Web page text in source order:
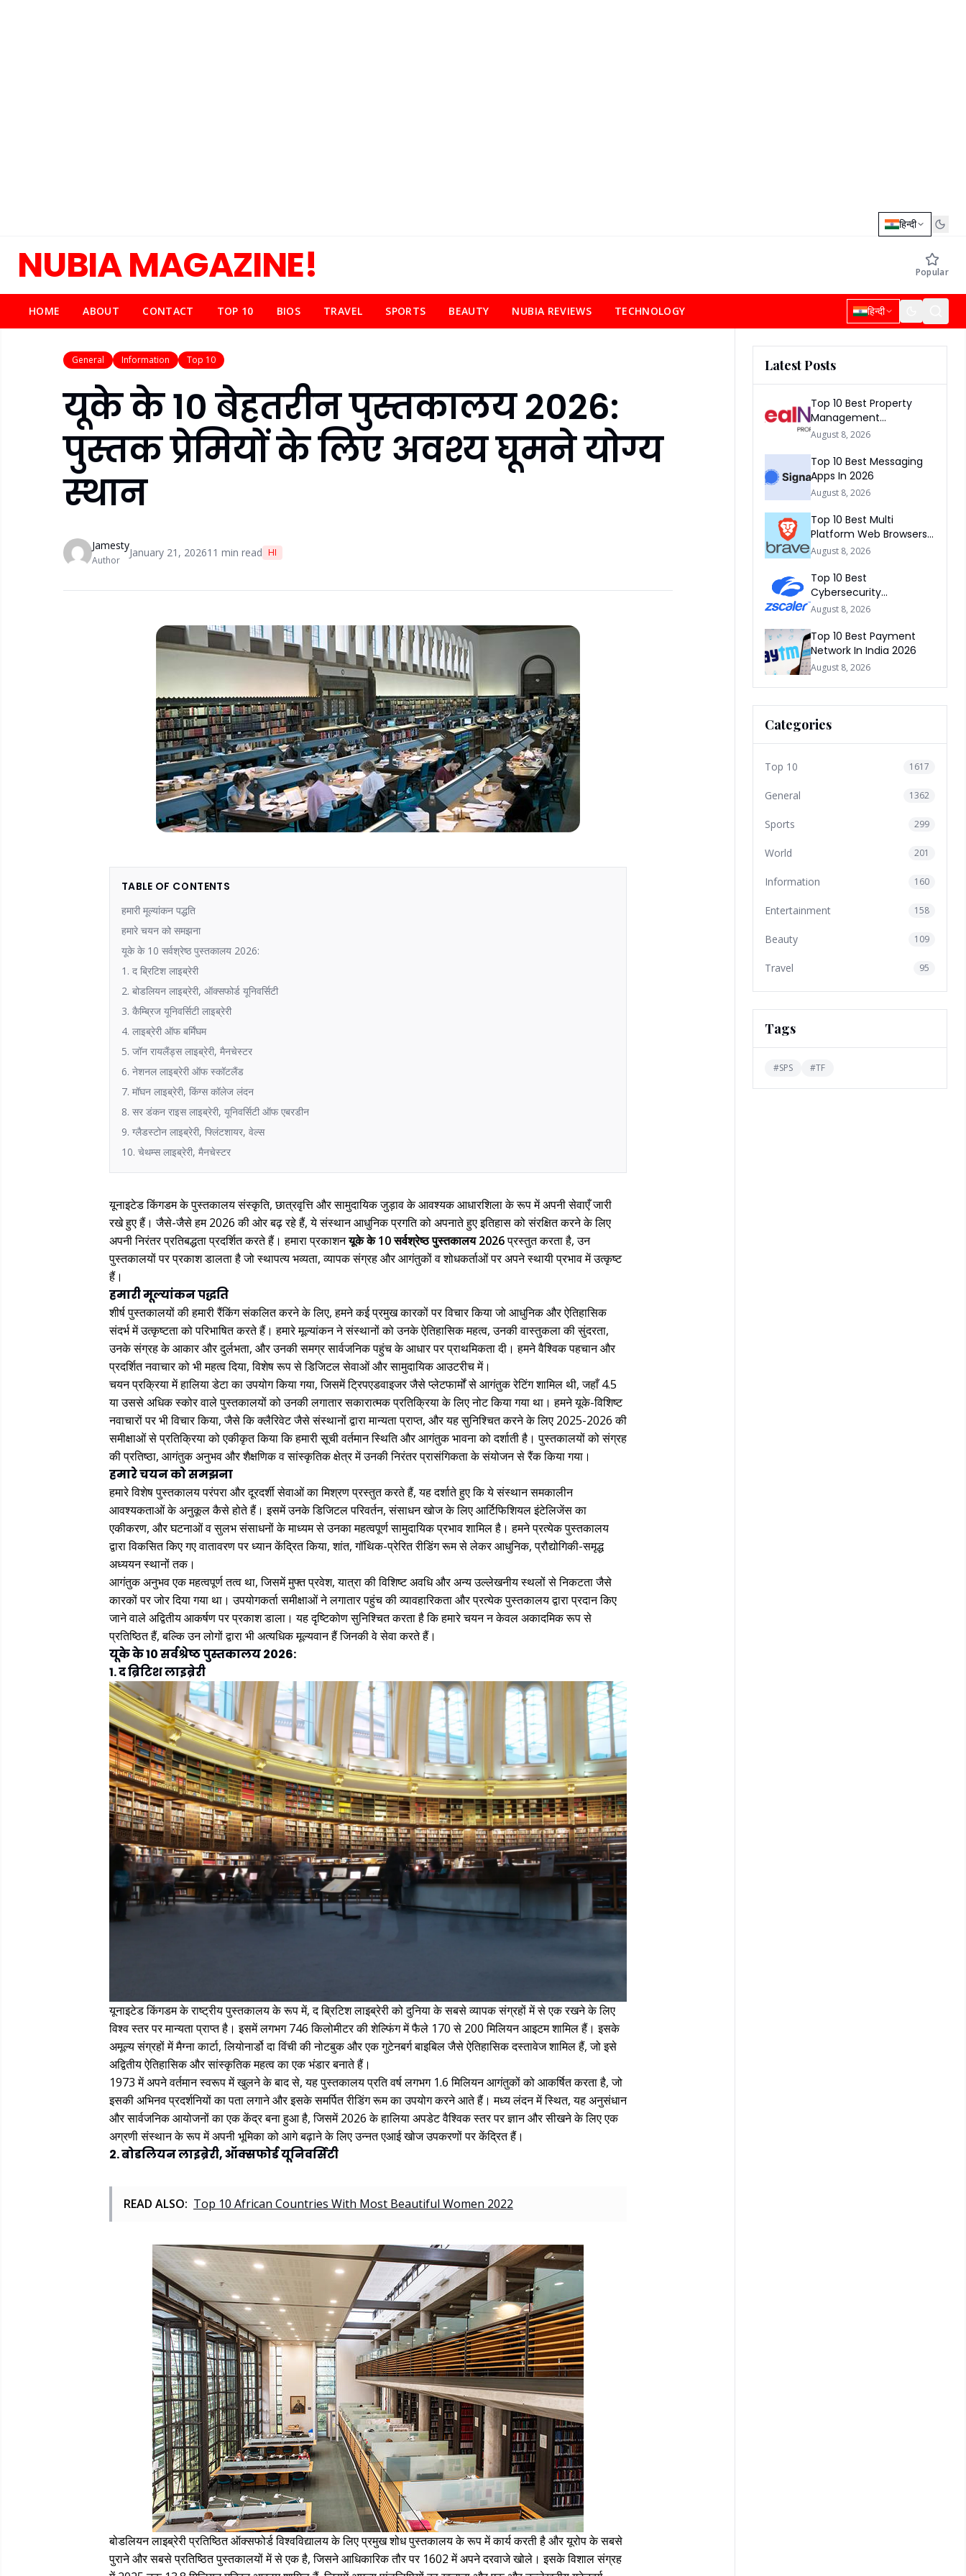
हिन्दी
NUBIA MAGAZINE! Popular
HOME ABOUT CONTACT TOP 10 BIOS TRAVEL SPORTS BEAUTY NUBIA REVIEWS TECHNOLOGY हिन्दी
General Information Top 10
यूके के 10 बेहतरीन पुस्तकालय 2026:
पुस्तक प्रेमियों के लिए अवश्य घूमने योग्य
स्थान
Jamesty
Author
January 21, 202611 min read HI
TABLE OF CONTENTS
हमारी मूल्यांकन पद्धति
हमारे चयन को समझना
यूके के 10 सर्वश्रेष्ठ पुस्तकालय 2026:
1. द ब्रिटिश लाइब्रेरी
2. बोडलियन लाइब्रेरी, ऑक्सफोर्ड यूनिवर्सिटी
3. कैम्ब्रिज यूनिवर्सिटी लाइब्रेरी
4. लाइब्रेरी ऑफ बर्मिंघम
5. जॉन रायलैंड्स लाइब्रेरी, मैनचेस्टर
6. नेशनल लाइब्रेरी ऑफ स्कॉटलैंड
7. मॉघन लाइब्रेरी, किंग्स कॉलेज लंदन
8. सर डंकन राइस लाइब्रेरी, यूनिवर्सिटी ऑफ एबरडीन
9. ग्लैडस्टोन लाइब्रेरी, फ्लिंटशायर, वेल्स
10. चेथम्स लाइब्रेरी, मैनचेस्टर
यूनाइटेड किंगडम के पुस्तकालय संस्कृति, छात्रवृत्ति और सामुदायिक जुड़ाव के आवश्यक आधारशिला के रूप में अपनी सेवाएँ जारी
रखे हुए हैं। जैसे-जैसे हम 2026 की ओर बढ़ रहे हैं, ये संस्थान आधुनिक प्रगति को अपनाते हुए इतिहास को संरक्षित करने के लिए
अपनी निरंतर प्रतिबद्धता प्रदर्शित करते हैं। हमारा प्रकाशनयूके के 10 सर्वश्रेष्ठ पुस्तकालय 2026प्रस्तुत करता है, उन
पुस्तकालयों पर प्रकाश डालता है जो स्थापत्य भव्यता, व्यापक संग्रह और आगंतुकों व शोधकर्ताओं पर अपने स्थायी प्रभाव में उत्कृष्ट
हैं।
हमारी मूल्यांकन पद्धति
शीर्ष पुस्तकालयों की हमारी रैंकिंग संकलित करने के लिए, हमने कई प्रमुख कारकों पर विचार किया जो आधुनिक और ऐतिहासिक
संदर्भ में उत्कृष्टता को परिभाषित करते हैं। हमारे मूल्यांकन ने संस्थानों को उनके ऐतिहासिक महत्व, उनकी वास्तुकला की सुंदरता,
उनके संग्रह के आकार और दुर्लभता, और उनकी समग्र सार्वजनिक पहुंच के आधार पर प्राथमिकता दी। हमने वैश्विक पहचान और
प्रदर्शित नवाचार को भी महत्व दिया, विशेष रूप से डिजिटल सेवाओं और सामुदायिक आउटरीच में।
चयन प्रक्रिया में हालिया डेटा का उपयोग किया गया, जिसमें ट्रिपएडवाइजर जैसे प्लेटफार्मों से आगंतुक रेटिंग शामिल थी, जहाँ 4.5
या उससे अधिक स्कोर वाले पुस्तकालयों को उनकी लगातार सकारात्मक प्रतिक्रिया के लिए नोट किया गया था। हमने यूके-विशिष्ट
नवाचारों पर भी विचार किया, जैसे कि क्लैरिवेट जैसे संस्थानों द्वारा मान्यता प्राप्त, और यह सुनिश्चित करने के लिए 2025-2026 की
समीक्षाओं से प्रतिक्रिया को एकीकृत किया कि हमारी सूची वर्तमान स्थिति और आगंतुक भावना को दर्शाती है। पुस्तकालयों को संग्रह
की प्रतिष्ठा, आगंतुक अनुभव और शैक्षणिक व सांस्कृतिक क्षेत्र में उनकी निरंतर प्रासंगिकता के संयोजन से रैंक किया गया।
हमारे चयन को समझना
हमारे विशेष पुस्तकालय परंपरा और दूरदर्शी सेवाओं का मिश्रण प्रस्तुत करते हैं, यह दर्शाते हुए कि ये संस्थान समकालीन
आवश्यकताओं के अनुकूल कैसे होते हैं। इसमें उनके डिजिटल परिवर्तन, संसाधन खोज के लिए आर्टिफिशियल इंटेलिजेंस का
एकीकरण, और घटनाओं व सुलभ संसाधनों के माध्यम से उनका महत्वपूर्ण सामुदायिक प्रभाव शामिल है। हमने प्रत्येक पुस्तकालय
द्वारा विकसित किए गए वातावरण पर ध्यान केंद्रित किया, शांत, गॉथिक-प्रेरित रीडिंग रूम से लेकर आधुनिक, प्रौद्योगिकी-समृद्ध
अध्ययन स्थानों तक।
आगंतुक अनुभव एक महत्वपूर्ण तत्व था, जिसमें मुफ्त प्रवेश, यात्रा की विशिष्ट अवधि और अन्य उल्लेखनीय स्थलों से निकटता जैसे
कारकों पर जोर दिया गया था। उपयोगकर्ता समीक्षाओं ने लगातार पहुंच की व्यावहारिकता और प्रत्येक पुस्तकालय द्वारा प्रदान किए
जाने वाले अद्वितीय आकर्षण पर प्रकाश डाला। यह दृष्टिकोण सुनिश्चित करता है कि हमारे चयन न केवल अकादमिक रूप से
प्रतिष्ठित हैं, बल्कि उन लोगों द्वारा भी अत्यधिक मूल्यवान हैं जिनकी वे सेवा करते हैं।
यूके के 10 सर्वश्रेष्ठ पुस्तकालय 2026:
1. द ब्रिटिश लाइब्रेरी
यूनाइटेड किंगडम के राष्ट्रीय पुस्तकालय के रूप में, द ब्रिटिश लाइब्रेरी को दुनिया के सबसे व्यापक संग्रहों में से एक रखने के लिए
विश्व स्तर पर मान्यता प्राप्त है। इसमें लगभग 746 किलोमीटर की शेल्फिंग में फैले 170 से 200 मिलियन आइटम शामिल हैं। इसके
अमूल्य संग्रहों में मैग्ना कार्टा, लियोनार्डो दा विंची की नोटबुक और एक गुटेनबर्ग बाइबिल जैसे ऐतिहासिक दस्तावेज शामिल हैं, जो इसे
अद्वितीय ऐतिहासिक और सांस्कृतिक महत्व का एक भंडार बनाते हैं।
1973 में अपने वर्तमान स्वरूप में खुलने के बाद से, यह पुस्तकालय प्रति वर्ष लगभग 1.6 मिलियन आगंतुकों को आकर्षित करता है, जो
इसकी अभिनव प्रदर्शनियों का पता लगाने और इसके समर्पित रीडिंग रूम का उपयोग करने आते हैं। मध्य लंदन में स्थित, यह अनुसंधान
और सार्वजनिक आयोजनों का एक केंद्र बना हुआ है, जिसमें 2026 के हालिया अपडेट वैश्विक स्तर पर ज्ञान और सीखने के लिए एक
अग्रणी संस्थान के रूप में अपनी भूमिका को आगे बढ़ाने के लिए उन्नत एआई खोज उपकरणों पर केंद्रित हैं।
2. बोडलियन लाइब्रेरी, ऑक्सफोर्ड यूनिवर्सिटी
READ ALSO: Top 10 African Countries With Most Beautiful Women 2022
बोडलियन लाइब्रेरी प्रतिष्ठित ऑक्सफोर्ड विश्वविद्यालय के लिए प्रमुख शोध पुस्तकालय के रूप में कार्य करती है और यूरोप के सबसे
पुराने और सबसे प्रतिष्ठित पुस्तकालयों में से एक है, जिसने आधिकारिक तौर पर 1602 में अपने दरवाजे खोले। इसके विशाल संग्रह
Latest Posts
Top 10 Best Property
Management
Companies In South
August 8, 2026
Top 10 Best Messaging
Apps In 2026
August 8, 2026
Top 10 Best Multi
Platform Web Browsers
In The world 2026
August 8, 2026
Top 10 Best
Cybersecurity
Companies In America
August 8, 2026
Top 10 Best Payment
Network In India 2026
August 8, 2026
Categories
Top 10 1617
General 1362
Sports 299
World 201
Information 160
Entertainment 158
Beauty 109
Travel 95
Tags
#SPS #TF